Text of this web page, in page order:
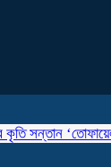
সন্তান ‘তোফায়েল’